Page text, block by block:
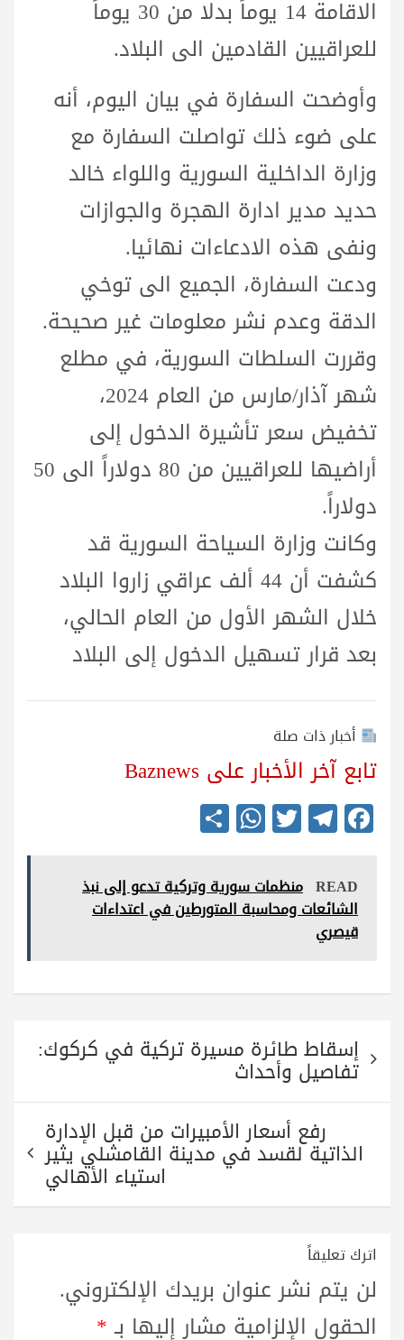
الاقامة 14 يوماً بدلا من 30 يوماً
للعراقيين القادمين الى البلاد.
وأوضحت السفارة في بيان اليوم، أنه
على ضوء ذلك تواصلت السفارة مع
وزارة الداخلية السورية واللواء خالد
حديد مدير ادارة الهجرة والجوازات
ونفى هذه الادعاءات نهائيا.
ودعت السفارة، الجميع الى توخي
الدقة وعدم نشر معلومات غير صحيحة.
وقررت السلطات السورية، في مطلع
شهر آذار/مارس من العام 2024،
تخفيض سعر تأشيرة الدخول إلى
أراضيها للعراقيين من 80 دولاراً الى 50
دولاراً.
وكانت وزارة السياحة السورية قد
كشفت أن 44 ألف عراقي زاروا البلاد
خلال الشهر الأول من العام الحالي،
بعد قرار تسهيل الدخول إلى البلاد
أخبار ذات صلة
تابع آخر الأخبار على Baznews
Fa
ce
bo
ok
Te
le
gr
a
m
T
wi
tte
r
W
ha
ts
A
pp
re READ منظمات سورية وتركية تدعو إلى نبذ
الشائعات ومحاسبة المتورطين في اعتداءات
قيصري
تصفّح
المقالات
إسقاط طائرة مسيرة تركية في كركوك:
تفاصيل وأحداث
رفع أسعار الأمبيرات من قبل الإدارة
الذاتية لقسد في مدينة القامشلي يثير
استياء الأهالي
اترك تعليقاً
لن يتم نشر عنوان بريدك الإلكتروني.
الحقول الإلزامية مشار إليها بـ*